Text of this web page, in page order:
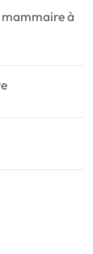
mammaire à